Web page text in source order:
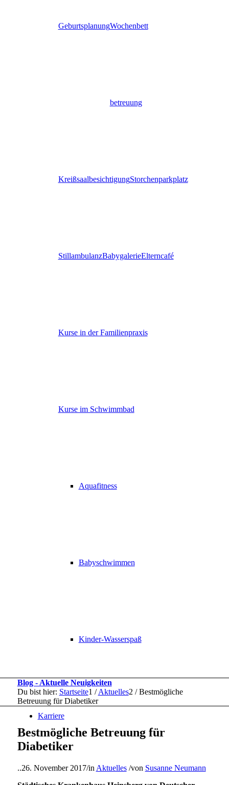
GeburtsplanungWochenbett
betreuung
KreißsaalbesichtigungStorchenparkplatz
StillambulanzBabygalerieElterncafé
Kurse in der Familienpraxis
Kurse im Schwimmbad
Aquafitness
Babyschwimmen
Kinder-Wasserspaß
Karriere
Blog - Aktuelle Neuigkeiten
Du bist hier: Startseite1 / Aktuelles2 / Bestmögliche
Betreuung für Diabetiker
Bestmögliche Betreuung für
Diabetiker
..26. November 2017/in Aktuelles /von Susanne Neumann